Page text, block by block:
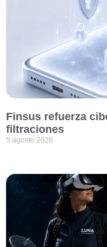
Finsus refuerza
filtraciones
5 agosto 2026